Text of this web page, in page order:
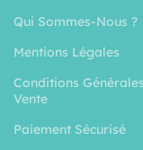
Qui Sommes-Nous ?
Mentions Légales
Conditions
Vente
Paiement Sécurisé